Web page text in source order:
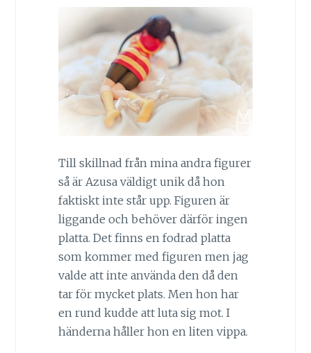
Till skillnad från mina andra figurer
så är Azusa väldigt unik då hon
faktiskt inte står upp. Figuren är
liggande och behöver därför ingen
platta. Det finns en fodrad platta
som kommer med figuren men jag
valde att inte använda den då den
tar för mycket plats. Men hon har
en rund kudde att luta sig mot. I
händerna håller hon en liten vippa.